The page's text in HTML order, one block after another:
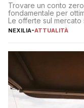
Trovare un conto
fondamentale per
Le offerte sul
individuare quella più
sul […]
NEXILIA-ATTUALITÀ